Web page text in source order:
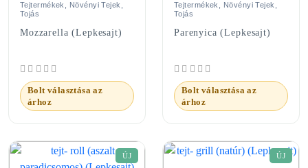
Tejtermékek, Növényi Tejek,
Tojás
Mozzarella (Lepkesajt)
Bolt választása az
árhoz
Tejtermékek, Növényi Tejek,
Tojás
Parenyica (Lepkesajt)
Bolt választása az
árhoz
ÚJ ÚJ